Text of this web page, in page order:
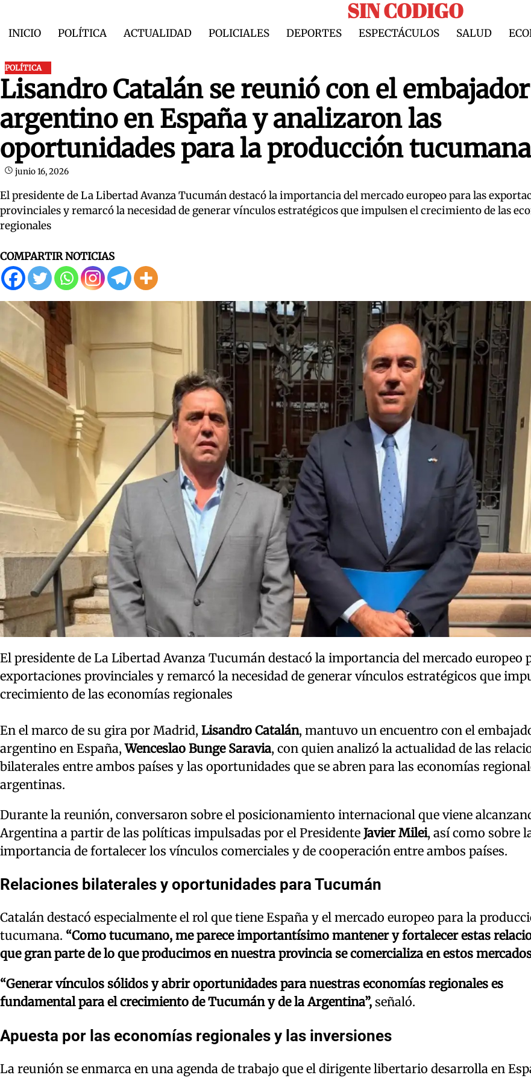
content
SIN CODIGO
INICIO POLÍTICA ACTUALIDAD POLICIALES DEPORTES ESPECTÁCULOS SALUD
POLÍTICA
Lisandro Catalán se reunió con el embajador
argentino en España y analizaron las
oportunidades para la producción tucumana
junio 16, 2026
El presidente de La Libertad Avanza Tucumán destacó la importancia del mercado europeo para las
provinciales y remarcó la necesidad de generar vínculos estratégicos que impulsen el crecimiento de las
regionales
COMPARTIR NOTICIAS
El presidente de La Libertad Avanza Tucumán destacó la importancia del mercado europeo
exportaciones provinciales y remarcó la necesidad de generar vínculos estratégicos que
crecimiento de las economías regionales
En el marco de su gira por Madrid, Lisandro Catalán, mantuvo un encuentro con el
argentino en España,Wenceslao Bunge Saravia, con quien analizó la actualidad de las
bilaterales entre ambos países y las oportunidades que se abren para las economías
argentinas.
Durante la reunión, conversaron sobre el posicionamiento internacional que viene
Argentina a partir de las políticas impulsadas por el Presidente Javier Milei, así como sobre
importancia de fortalecer los vínculos comerciales y de cooperación entre ambos países.
Relaciones bilaterales y oportunidades para Tucumán
Catalán destacó especialmente el rol que tiene España y el mercado europeo para la
tucumana. “Como tucumano, me parece importantísimo mantener y fortalecer estas
que gran parte de lo que producimos en nuestra provincia se comercializa en estos
“Generar vínculos sólidos y abrir oportunidades para nuestras economías regionales es
fundamental para el crecimiento de Tucumán y de la Argentina”, señaló.
Apuesta por las economías regionales y las inversiones
La reunión se enmarca en una agenda de trabajo que el dirigente libertario desarrolla en